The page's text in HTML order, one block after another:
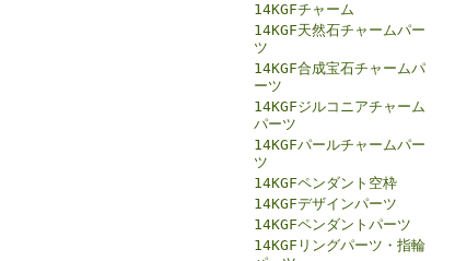
14KGFチャーム
14KGF天然石チャームパー
ツ
14KGF合成宝石チャームパ
ーツ
14KGFジルコニアチャーム
パーツ
14KGFパールチャームパー
ツ
14KGFペンダント空枠
14KGFデザインパーツ
14KGFペンダントパーツ
14KGFリングパーツ・指輪